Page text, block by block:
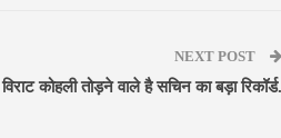
NEXT POST
विराट कोहली तोड़ने वाले है सचिन का बड़ा रिकॉर्ड.